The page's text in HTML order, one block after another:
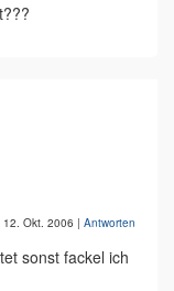
12. Okt. 2006 | Antworten
sonst fackel ich